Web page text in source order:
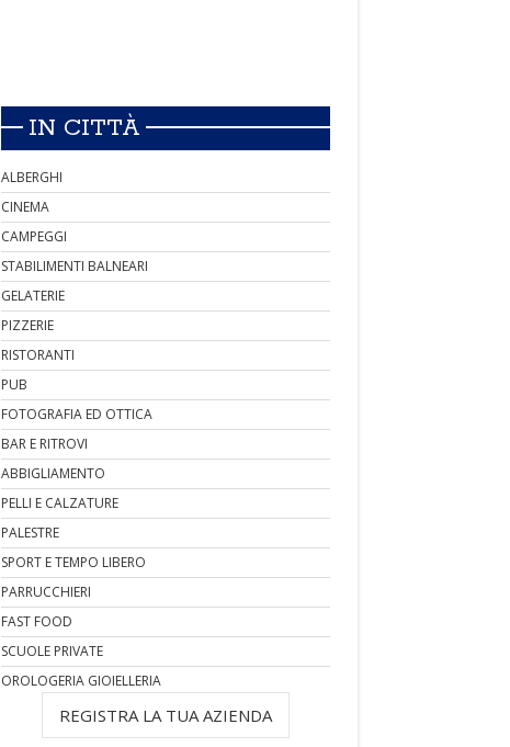
IN CITTÀ
ALBERGHI
CINEMA
CAMPEGGI
STABILIMENTI BALNEARI
GELATERIE
PIZZERIE
RISTORANTI
PUB
FOTOGRAFIA ED OTTICA
BAR E RITROVI
ABBIGLIAMENTO
PELLI E CALZATURE
PALESTRE
SPORT E TEMPO LIBERO
PARRUCCHIERI
FAST FOOD
SCUOLE PRIVATE
OROLOGERIA GIOIELLERIA
REGISTRA LA TUA AZIENDA